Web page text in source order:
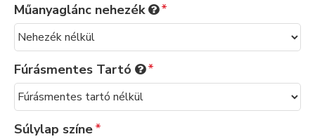
Műanyaglánc nehezék
Fúrásmentes Tartó
Súlylap színe